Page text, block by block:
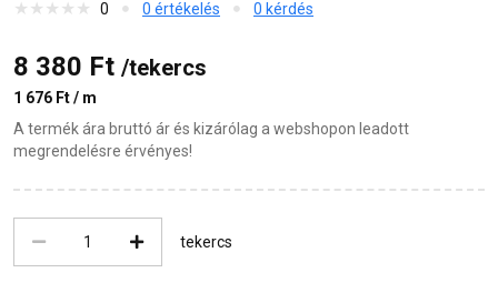
0
0 értékelés 0 kérdés
8 380 Ft /tekercs
1 676 Ft / m
A termék ára bruttó ár és kizárólag a webshopon leadott
megrendelésre érvényes!
tekercs